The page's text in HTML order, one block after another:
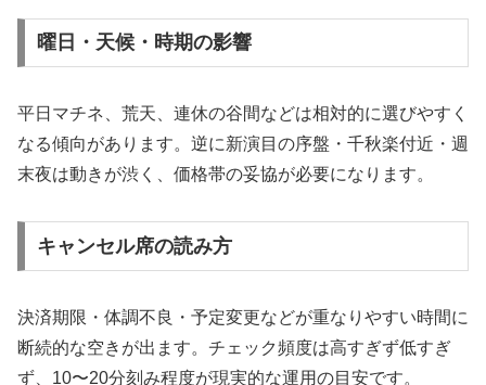
曜日・天候・時期の影響
平日マチネ、荒天、連休の谷間などは相対的に選びやすく
なる傾向があります。逆に新演目の序盤・千秋楽付近・週
末夜は動きが渋く、価格帯の妥協が必要になります。
キャンセル席の読み方
決済期限・体調不良・予定変更などが重なりやすい時間に
断続的な空きが出ます。チェック頻度は高すぎず低すぎ
ず、10〜20分刻み程度が現実的な運用の目安です。